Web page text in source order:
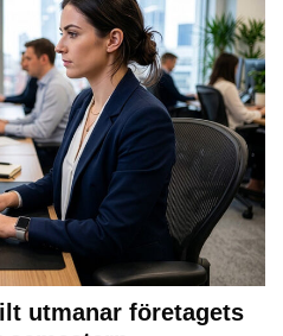
utmanar företagets